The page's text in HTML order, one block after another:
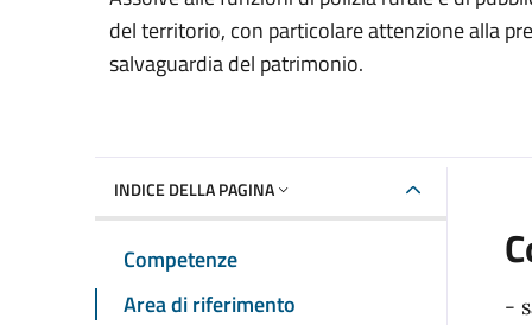
del territorio, con particolare attenzione alla
salvaguardia del patrimonio.
INDICE DELLA PAGINA
Competenze
Area di riferimento
-